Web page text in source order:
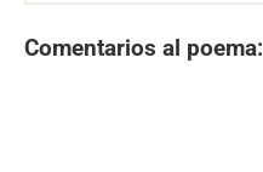
Comentarios al poema: